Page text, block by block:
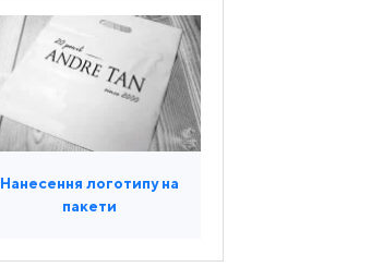
Нанесення логотипу на
пакети